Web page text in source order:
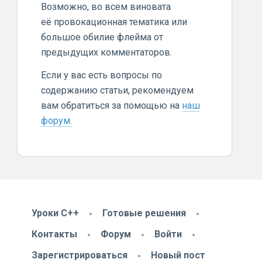
Возможно, во всем виновата
её провокационная тематика или
большое обилие флейма от
предыдущих комментаторов.
Если у вас есть вопросы по
содержанию статьи, рекомендуем
вам обратиться за помощью на наш
форум.
Уроки C++
Готовые решения
Контакты
Форум
Войти
Зарегистрироваться
Новый пост